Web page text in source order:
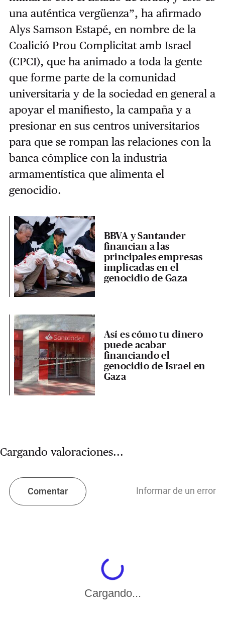
una auténtica vergüenza”, ha afirmado
Alys Samson Estapé, en nombre de la
Coalició Prou Complicitat amb Israel
(CPCI), que ha animado a toda la gente
que forme parte de la comunidad
universitaria y de la sociedad en general a
apoyar el manifiesto, la campaña y a
presionar en sus centros universitarios
para que se rompan las relaciones con la
banca cómplice con la industria
armamentística que alimenta el
genocidio.
BBVA y Santander
financian a las
principales empresas
implicadas en el
genocidio de Gaza
Así es cómo tu dinero
puede acabar
financiando el
genocidio de Israel en
Gaza
Cargando valoraciones...
Comentar Informar de un error
Cargando...